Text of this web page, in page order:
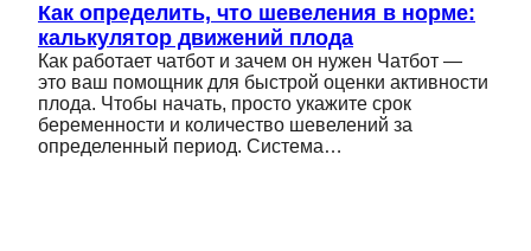
Как определить, что шевеления в норме:
калькулятор движений плода
Как работает чатбот и зачем он нужен Чатбот —
это ваш помощник для быстрой оценки активности
плода. Чтобы начать, просто укажите срок
беременности и количество шевелений за
определенный период. Система…